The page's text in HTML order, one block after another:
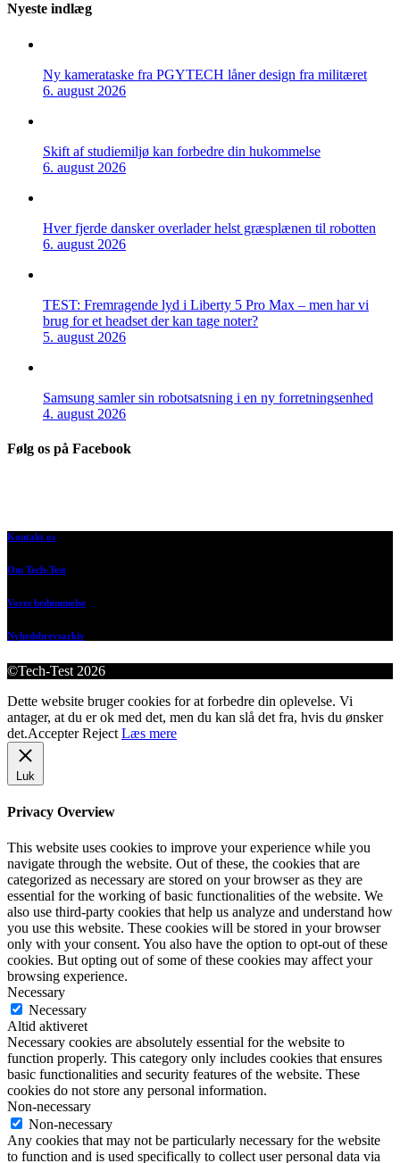
Nyeste indlæg
Ny kamerataske fra PGYTECH låner design fra militæret
6. august 2026
Skift af studiemiljø kan forbedre din hukommelse
6. august 2026
Hver fjerde dansker overlader helst græsplænen til robotten
6. august 2026
TEST: Fremragende lyd i Liberty 5 Pro Max – men har vi
brug for et headset der kan tage noter?
5. august 2026
Samsung samler sin robotsatsning i en ny forretningsenhed
4. august 2026
Følg os på Facebook
Kontakt os
Om Tech-Test
Vores bedømmelse
Nyhedsbrevsarkiv
©Tech-Test 2026
Dette website bruger cookies for at forbedre din oplevelse. Vi
antager, at du er ok med det, men du kan slå det fra, hvis du ønsker
det.Accepter Reject Læs mere
Luk
Privacy Overview
This website uses cookies to improve your experience while you
navigate through the website. Out of these, the cookies that are
categorized as necessary are stored on your browser as they are
essential for the working of basic functionalities of the website. We
also use third-party cookies that help us analyze and understand how
you use this website. These cookies will be stored in your browser
only with your consent. You also have the option to opt-out of these
cookies. But opting out of some of these cookies may affect your
browsing experience.
Necessary
Necessary
Altid aktiveret
Necessary cookies are absolutely essential for the website to
function properly. This category only includes cookies that ensures
basic functionalities and security features of the website. These
cookies do not store any personal information.
Non-necessary
Non-necessary
Any cookies that may not be particularly necessary for the website
to function and is used specifically to collect user personal data via